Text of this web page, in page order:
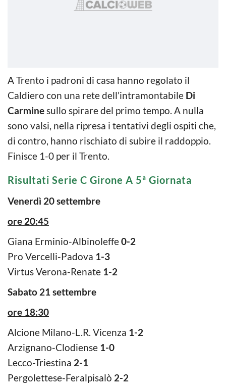
A Trento i padroni di casa hanno regolato il
Caldiero con una rete dell’intramontabile Di
Carminesullo spirare del primo tempo. A nulla
sono valsi, nella ripresa i tentativi degli ospiti che,
di contro, hanno rischiato di subire il raddoppio.
Finisce 1-0 per il Trento.
Risultati Serie C Girone A 5ª Giornata
Venerdì 20 settembre
ore 20:45
Giana Erminio-Albinoleffe0-2
Pro Vercelli-Padova 1-3
Virtus Verona-Renate 1-2
Sabato 21 settembre
ore 18:30
Alcione Milano-L.R. Vicenza 1-2
Arzignano-Clodiense 1-0
Lecco-Triestina 2-1
Pergolettese-Feralpisalò 2-2